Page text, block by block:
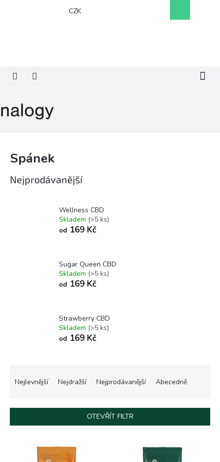
CZK
košík
Spánek
Nejprodávanější
Wellness CBD
Skladem (>5 ks)
od 169 Kč
Sugar Queen CBD
Skladem (>5 ks)
od 169 Kč
Strawberry CBD
Skladem (>5 ks)
od 169 Kč
í
Nejlevnější Nejdražší Nejprodávanější Abecedně
OTEVŘÍT FILTR